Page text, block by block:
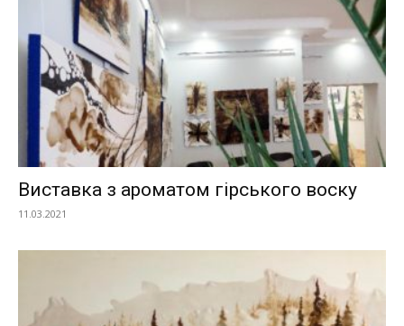
Виставка з ароматом гірського воску
11.03.2021